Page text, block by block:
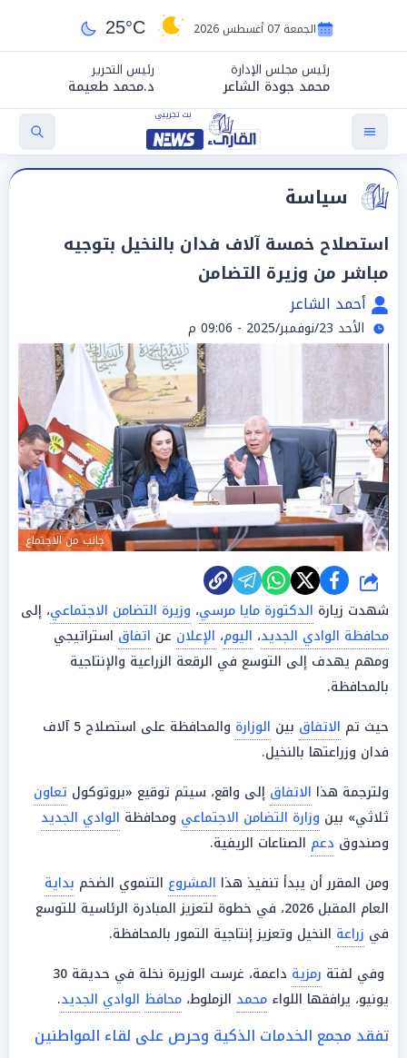
الجمعة 07 أغسطس 2026 25°C
رئيس مجلس الإدارة
محمد جودة الشاعر
رئيس التحرير
د.محمد طعيمة
سياسة
استصلاح خمسة آلاف فدان بالنخيل بتوجيه
مباشر من وزيرة التضامن
أحمد الشاعر
الأحد 23/نوفمبر/2025 - 09:06 م
جانب من الاجتماع
شارك
شهدت زيارة الدكتورة مايا مرسي، وزيرة التضامن الاجتماعي، إلى
محافظة الوادي الجديد، اليوم، الإعلان عن اتفاق استراتيجي
ومهم يهدف إلى التوسع في الرقعة الزراعية والإنتاجية
بالمحافظة.
حيث تم الاتفاق بين الوزارة
والمحافظة على استصلاح 5 آلاف
فدان وزراعتها بالنخيل.
ولترجمة هذا الاتفاق إلى واقع، سيتم توقيع «بروتوكول تعاون
ثلاثي» بين وزارة التضامن الاجتماعي ومحافظة الوادي الجديد
وصندوق دعم الصناعات الريفية.
ومن المقرر أن يبدأ تنفيذ هذا المشروع التنموي الضخم بداية
العام المقبل 2026، في خطوة لتعزيز المبادرة الرئاسية للتوسع
في زراعة النخيل وتعزيز إنتاجية التمور بالمحافظة.
وفي لفتة رمزية
داعمة، غرست الوزيرة نخلة في حديقة 30
يونيو، يرافقها اللواء محمد الزملوط، محافظ الوادي الجديد.
تفقد مجمع الخدمات الذكية وحرص على لقاء المواطنين